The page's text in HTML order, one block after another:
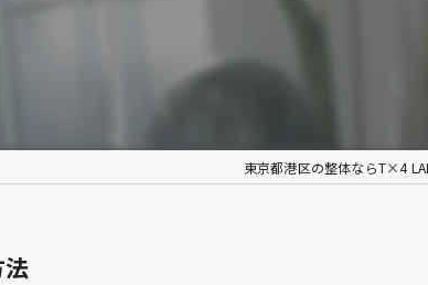
東京都港区の整体ならT×4